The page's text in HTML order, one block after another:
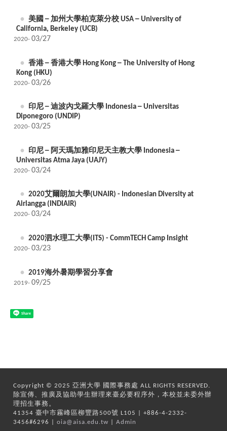
美國 ─ 加州大學柏克萊分校 USA ─ University of
California, Berkeley (UCB)
2020- 03/27
香港 ─ 香港大學 Hong Kong ─ The University of Hong
Kong (HKU)
2020- 03/26
印尼 ─ 迪波內戈羅大學 Indonesia ─ Universitas
Diponegoro (UNDIP)
2020- 03/25
印尼 ─ 阿天瑪加雅印尼天主教大學 Indonesia ─
Universitas Atma Jaya (UAJY)
2020- 03/24
2020艾爾朗加大學(UNAIR) - Indonesian Diversity at
Airlangga (INDIAIR)
2020- 03/24
2020泗水理工大學(ITS) - CommTECH Camp Insight
2020- 03/23
2019海外暑期學習分享會
2019- 09/25
Share
Copyright © 2025 亞洲大學 國際事務處 ALL RIGHTS RESERVED.
除宣傳、推廣及協助學生辦理來臺必要程序外，本校並未委外辦
理招生事務。
41354 臺中市霧峰區柳豐路500號 L105 | +886-4-2332-
3456#6296 | oia@aisa.edu.tw Admin